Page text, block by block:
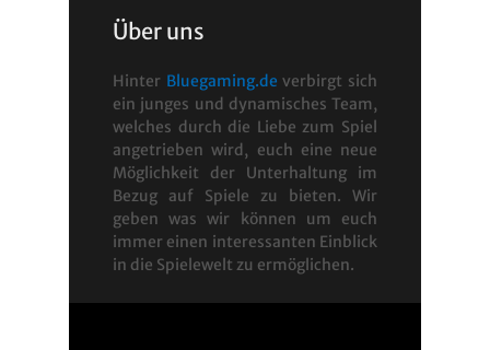
Über uns
Hinter Bluegaming.de verbirgt sich
ein junges und dynamisches Team,
welches durch die Liebe zum Spiel
angetrieben wird, euch eine neue
Möglichkeit der Unterhaltung im
Bezug auf Spiele zu bieten. Wir
geben was wir können um euch
immer einen interessanten Einblick
in die Spielewelt zu ermöglichen.